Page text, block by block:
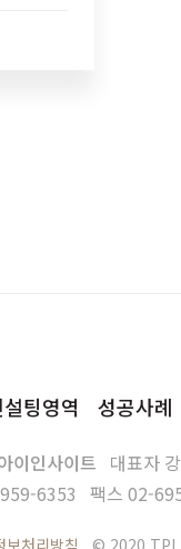
팅영역 성공사례
이인사이트 대표자
6353 팩스 02-
보처리방침 © 2020